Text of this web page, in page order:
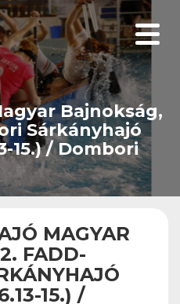
Bajnokság,
Sárkányhajó
15.) / Dombori
MAGYAR
FADD-
15.) /